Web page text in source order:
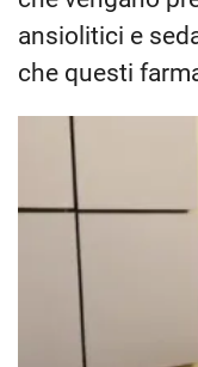
ansiolitici e
che questi